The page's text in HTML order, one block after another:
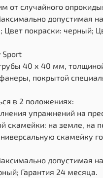
от случайного
допустимая
Цвет покраски: черный;
Sport
40 х 40 мм,
покрытой
в 2 положениях:
упражнений на
скамейки: на земле, на
скамейку
допустимая
Гарантия 24 месяца.